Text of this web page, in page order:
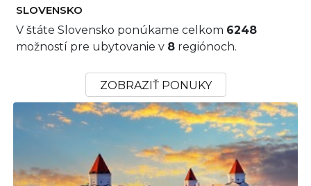
SLOVENSKO
V štáte Slovensko ponúkame celkom 6248
možností pre ubytovanie v 8 regiónoch.
ZOBRAZIŤ PONUKY